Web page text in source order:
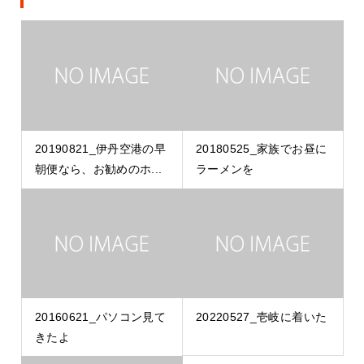
20190821_伊丹空港の早
朝便なら、お勧めのホ...
20180525_家族でお昼に
ラーメンを
20160621_パソコン見て
きたよ
20220527_壱岐に着いた